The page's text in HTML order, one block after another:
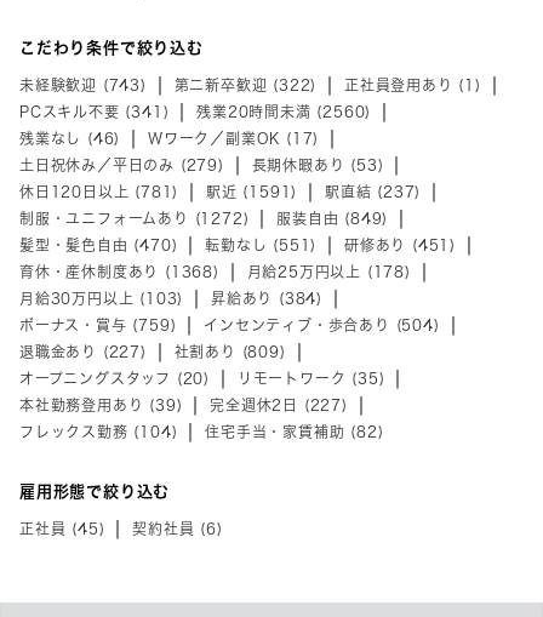
こだわり条件で絞り込む
未経験歓迎 (743) 第二新卒歓迎 (322)
正社員登用あり (1)
PCスキル不要 (341)
残業20時間未満 (2560)
残業なし (46)
Wワーク／副業OK (17)
土日祝休み／平日のみ (279)
長期休暇あり (53)
休日120日以上 (781)
駅近 (1591)
駅直結 (237)
制服・ユニフォームあり (1272)
服装自由 (849)
髪型・髪色自由 (470)
転勤なし (551)
研修あり (451)
育休・産休制度あり (1368)
月給25万円以上 (178)
月給30万円以上 (103)
昇給あり (384)
ボーナス・賞与 (759)
インセンティブ・歩合あり (504)
退職金あり (227)
社割あり (809)
オープニングスタッフ (20)
リモートワーク (35)
本社勤務登用あり (39)
完全週休2日 (227)
フレックス勤務 (104)
住宅手当・家賃補助 (82)
雇用形態で絞り込む
正社員 (45) 契約社員 (6)